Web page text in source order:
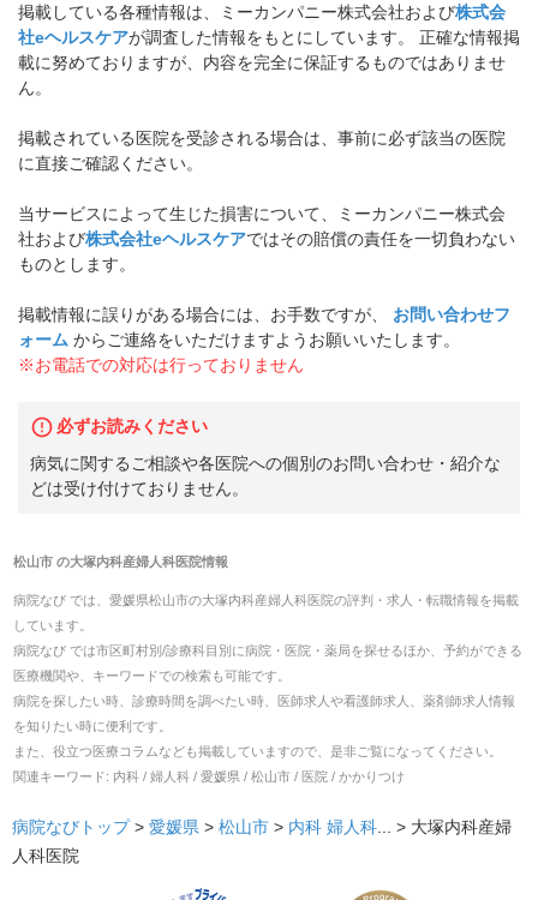
掲載している各種情報は、ミーカンパニー株式会社および株式会
社eヘルスケアが調査した情報をもとにしています。 正確な情報掲
載に努めておりますが、内容を完全に保証するものではありませ
ん。
掲載されている医院を受診される場合は、事前に必ず該当の医院
に直接ご確認ください。
当サービスによって生じた損害について、ミーカンパニー株式会
社および株式会社eヘルスケアではその賠償の責任を一切負わない
ものとします。
掲載情報に誤りがある場合には、お手数ですが、
お問い合わせフ
ォーム からご連絡をいただけますようお願いいたします。
※お電話での対応は行っておりません
必ずお読みください
病気に関するご相談や各医院への個別のお問い合わせ・紹介な
どは受け付けておりません。
松山市の大塚内科産婦人科医院情報
病院なび では、 愛媛県松山市の大塚内科産婦人科医院の評判・求人・転職情報を掲載
しています。
病院なび では市区町村別/診療科目別に病院・医院・薬局を探せるほか、予約ができる
医療機関や、キーワードでの検索も可能です。
病院を探したい時、診療時間を調べたい時、医師求人や看護師求人、薬剤師求人情報
を知りたい時に便利です。
また、役立つ医療コラムなども掲載していますので、是非ご覧になってください。
関連キーワード: 内科 / 婦人科 / 愛媛県 / 松山市 / 医院 / かかりつけ
病院なびトップ > 愛媛県 > 松山市 > 内科 婦人科... > 大塚内科産婦
人科医院